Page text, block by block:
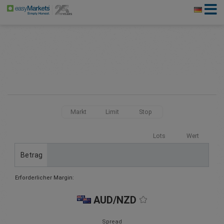
Markt Limit Stop
Lots Wert
Betrag
Erforderlicher Margin:
AUD/NZD
Spread